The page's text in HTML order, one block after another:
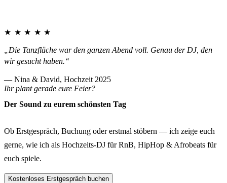
★★★★★
„Die Tanzfläche war den ganzen Abend voll. Genau der DJ, den
wir gesucht haben.“
— Nina & David, Hochzeit 2025
Ihr plant gerade eure Feier?
Der Sound zu eurem schönsten Tag
Ob Erstgespräch, Buchung oder erstmal stöbern — ich zeige euch
gerne, wie ich als Hochzeits-DJ für RnB, HipHop & Afrobeats für
euch spiele.
Kostenloses Erstgespräch buchen